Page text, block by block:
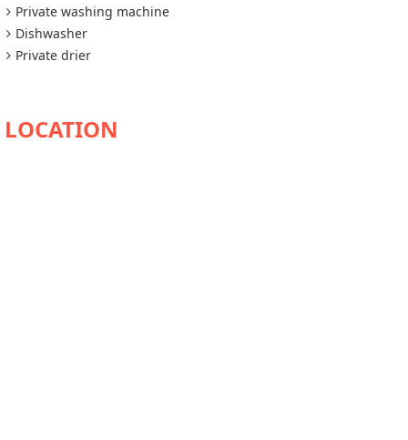
Private washing machine
Dishwasher
Private drier
AVAILABILITY